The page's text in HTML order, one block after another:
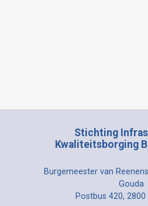
Stichting
Kwaliteitsborging
Burgemeester van
Gouda
Postbus 420,